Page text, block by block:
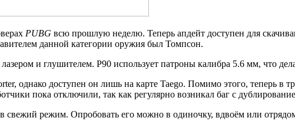
PUBG всю прошлую неделю. Теперь апдейт доступен для
данной категории оружия был Томпсон.
и глушителем. P90 использует патроны калибра 5.6 мм, что
однако доступен он лишь на карте Taego. Помимо этого, теперь в
пока отключили, так как регулярно возникал баг с
свежий режим. Опробовать его можно в одиночку, вдвоём или